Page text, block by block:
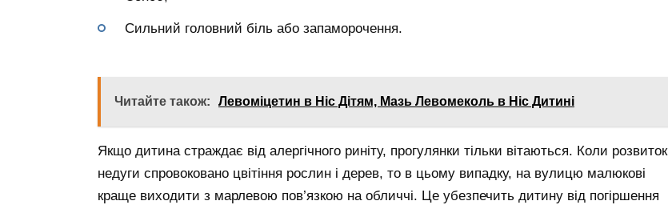
Сильний головний біль або запаморочення.
Читайте також: Левоміцетин в Ніс Дітям, Мазь Левомеколь в Ніс Дитині
Якщо дитина страждає від алергічного риніту, прогулянки тільки вітаються. Коли розвиток
недуги спровоковано цвітіння рослин і дерев, то в цьому випадку, на вулицю малюкові
краще виходити з марлевою пов’язкою на обличчі. Це убезпечить дитину від погіршення